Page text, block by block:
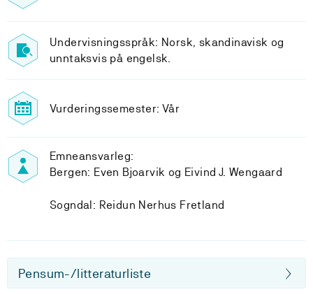
Undervisningsspråk: Norsk, skandinavisk og
unntaksvis på engelsk.
Vurderingssemester: Vår
Emneansvarleg:
Bergen: Even Bjoarvik og Eivind J. Wengaard
Sogndal: Reidun Nerhus Fretland
Pensum-/litteraturliste